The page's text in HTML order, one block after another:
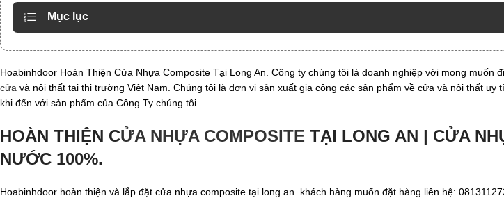
Mục lục
Hoabinhdoor Hoàn Thiện Cửa Nhựa Composite Tại Long An. Công ty chúng tôi là doanh nghiệp với mong muốn
cửa và nội thất tại thị trường Việt Nam. Chúng tôi là đơn vị sản xuất gia công các sản phẩm về cửa và nội thất uy
khi đến với sản phẩm của Công Ty chúng tôi.
HOÀN THIỆN CỬA NHỰA COMPOSITE TẠI LONG AN | CỬA
NƯỚC 100%.
Hoabinhdoor hoàn thiện và lắp đặt cửa nhựa composite tại long an. khách hàng muốn đặt hàng liên hệ: